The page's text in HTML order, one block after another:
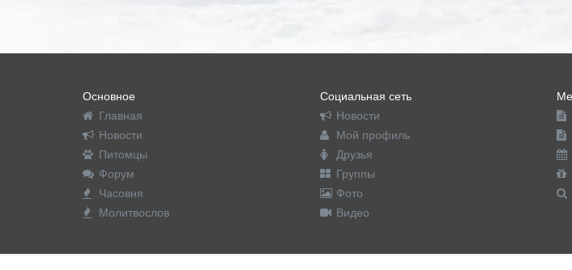
Основное
Главная
Новости
Питомцы
Форум
Часовня
Молитвослов
Социальная сеть
Новости
Мой профиль
Друзья
Группы
Фото
Видео